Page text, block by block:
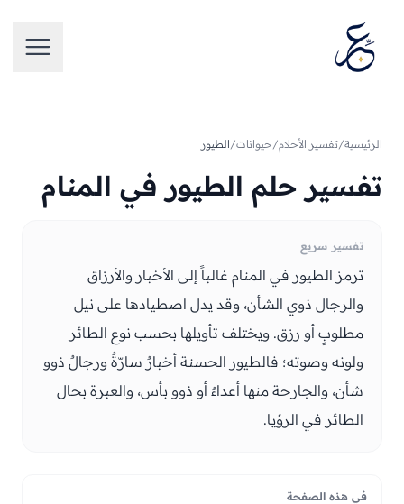
فتح
الرئيسية/تفسير الأحلام/حيوانات/الطيور
تفسير حلم الطيور في المنام
تفسير سريع
ترمز الطيور في المنام غالباً إلى الأخبار والأرزاق
والرجال ذوي الشأن، وقد يدل اصطيادها على نيل
مطلوبٍ أو رزق. ويختلف تأويلها بحسب نوع الطائر
ولونه وصوته؛ فالطيور الحسنة أخبارٌ سارّةٌ ورجالٌ ذوو
شأن، والجارحة منها أعداءٌ أو ذوو بأس، والعبرة بحال
الطائر في الرؤيا.
في هذه الصفحة